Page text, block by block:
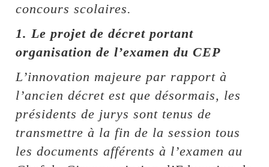
concours scolaires.
1. Le projet de décret portant
organisation de l’examen du CEP
L’innovation majeure par rapport à
l’ancien décret est que désormais, les
présidents de jurys sont tenus de
transmettre à la fin de la session tous
les documents afférents à l’examen au